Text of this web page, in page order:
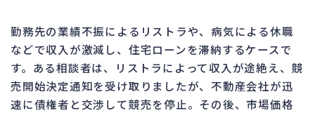
勤務先の業績不振によるリストラや、病気による休職
などで収入が激減し、住宅ローンを滞納するケースで
す。ある相談者は、リストラによって収入が途絶え、競
売開始決定通知を受け取りましたが、不動産会社が迅
速に債権者と交渉して競売を停止。その後、市場価格